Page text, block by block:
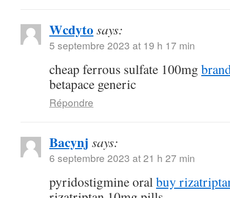
Wcdyto says:
5 septembre 2023 at 19 h 17 min
cheap ferrous sulfate 100mg
betapace generic
Répondre
Bacynj says:
6 septembre 2023 at 21 h 27 min
pyridostigmine oralbuy